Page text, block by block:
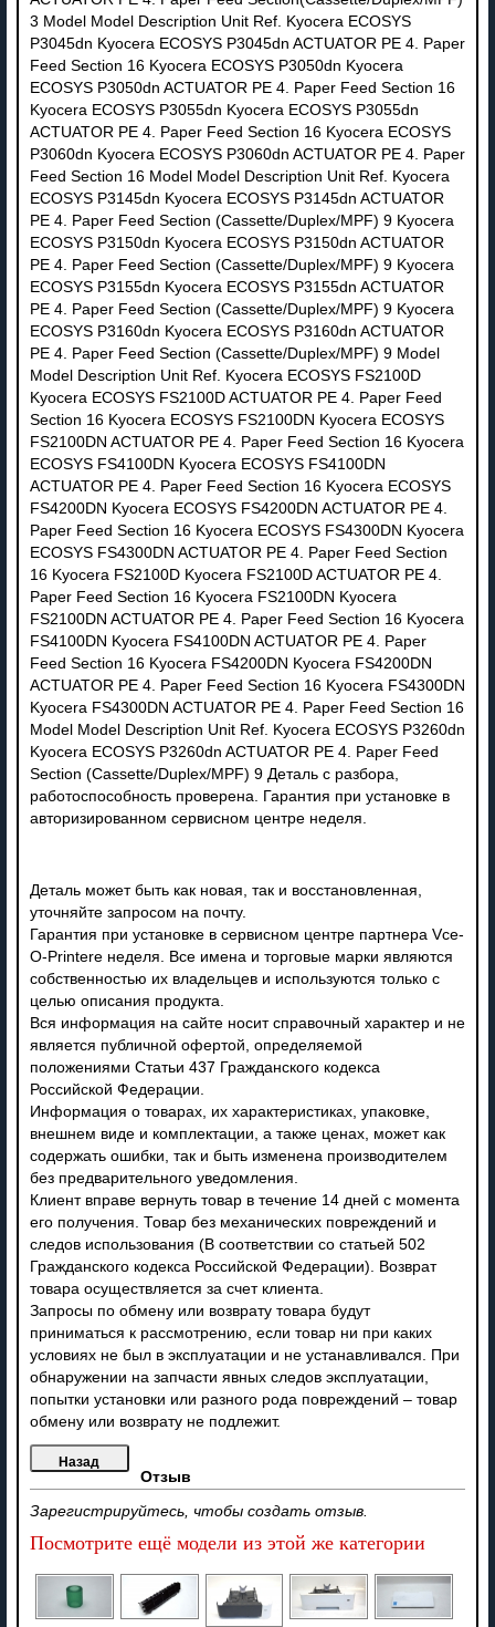
3 Model Model Description Unit Ref. Kyocera ECOSYS
P3045dn Kyocera ECOSYS P3045dn ACTUATOR PE 4. Paper
Feed Section 16 Kyocera ECOSYS P3050dn Kyocera
ECOSYS P3050dn ACTUATOR PE 4. Paper Feed Section 16
Kyocera ECOSYS P3055dn Kyocera ECOSYS P3055dn
ACTUATOR PE 4. Paper Feed Section 16 Kyocera ECOSYS
P3060dn Kyocera ECOSYS P3060dn ACTUATOR PE 4. Paper
Feed Section 16 Model Model Description Unit Ref. Kyocera
ECOSYS P3145dn Kyocera ECOSYS P3145dn ACTUATOR
PE 4. Paper Feed Section (Cassette/Duplex/MPF) 9 Kyocera
ECOSYS P3150dn Kyocera ECOSYS P3150dn ACTUATOR
PE 4. Paper Feed Section (Cassette/Duplex/MPF) 9 Kyocera
ECOSYS P3155dn Kyocera ECOSYS P3155dn ACTUATOR
PE 4. Paper Feed Section (Cassette/Duplex/MPF) 9 Kyocera
ECOSYS P3160dn Kyocera ECOSYS P3160dn ACTUATOR
PE 4. Paper Feed Section (Cassette/Duplex/MPF) 9 Model
Model Description Unit Ref. Kyocera ECOSYS FS2100D
Kyocera ECOSYS FS2100D ACTUATOR PE 4. Paper Feed
Section 16 Kyocera ECOSYS FS2100DN Kyocera ECOSYS
FS2100DN ACTUATOR PE 4. Paper Feed Section 16 Kyocera
ECOSYS FS4100DN Kyocera ECOSYS FS4100DN
ACTUATOR PE 4. Paper Feed Section 16 Kyocera ECOSYS
FS4200DN Kyocera ECOSYS FS4200DN ACTUATOR PE 4.
Paper Feed Section 16 Kyocera ECOSYS FS4300DN Kyocera
ECOSYS FS4300DN ACTUATOR PE 4. Paper Feed Section
16 Kyocera FS2100D Kyocera FS2100D ACTUATOR PE 4.
Paper Feed Section 16 Kyocera FS2100DN Kyocera
FS2100DN ACTUATOR PE 4. Paper Feed Section 16 Kyocera
FS4100DN Kyocera FS4100DN ACTUATOR PE 4. Paper
Feed Section 16 Kyocera FS4200DN Kyocera FS4200DN
ACTUATOR PE 4. Paper Feed Section 16 Kyocera FS4300DN
Kyocera FS4300DN ACTUATOR PE 4. Paper Feed Section 16
Model Model Description Unit Ref. Kyocera ECOSYS P3260dn
Kyocera ECOSYS P3260dn ACTUATOR PE 4. Paper Feed
Section (Cassette/Duplex/MPF) 9 Деталь с разбора,
работоспособность проверена. Гарантия при установке в
авторизированном сервисном центре неделя.
Деталь может быть как новая, так и восстановленная,
уточняйте запросом на почту.
Гарантия при установке в сервисном центре партнера Vce-
O-Printere неделя. Все имена и торговые марки являются
собственностью их владельцев и используются только с
целью описания продукта.
Вся информация на сайте носит справочный характер и не
является публичной офертой, определяемой
положениями Статьи 437 Гражданского кодекса
Российской Федерации.
Информация о товарах, их характеристиках, упаковке,
внешнем виде и комплектации, а также ценах, может как
содержать ошибки, так и быть изменена производителем
без предварительного уведомления.
Клиент вправе вернуть товар в течение 14 дней с момента
его получения. Товар без механических повреждений и
следов использования (В соответствии со статьей 502
Гражданского кодекса Российской Федерации). Возврат
товара осуществляется за счет клиента.
Запросы по обмену или возврату товара будут
приниматься к рассмотрению, если товар ни при каких
условиях не был в эксплуатации и не устанавливался. При
обнаружении на запчасти явных следов эксплуатации,
попытки установки или разного рода повреждений – товар
обмену или возврату не подлежит.
Отзыв
Зарегистрируйтесь, чтобы создать отзыв.
Посмотрите ещё модели из этой же категории